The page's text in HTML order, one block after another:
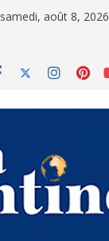
samedi, août 8, 2026